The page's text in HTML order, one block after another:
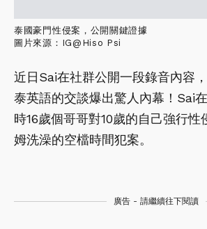
泰國豪門性侵案，公開關鍵證據
圖片來源：IG@Hiso Psi
近日Sai在社群公開一段錄音內容
泰英語的交談爆出驚人內幕！Sai
時16歲個哥哥對10歲的自己強行性
姆洗澡的空檔時間犯案。
廣告 - 請繼續往下閱讀